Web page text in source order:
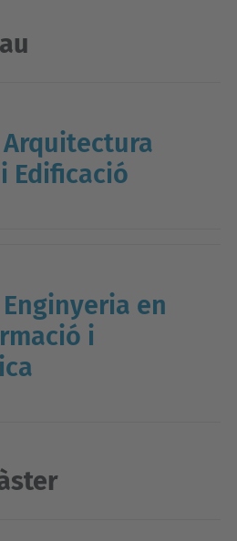
Arquitectura
Edificació
en
i